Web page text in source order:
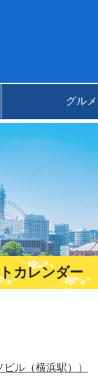
グルメ
カレンダー
ル（横浜駅））